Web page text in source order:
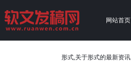
网站首页
形式,关于形式的最新资讯